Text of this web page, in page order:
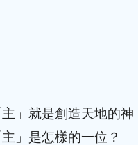
主」就是創造天地的神
主」是怎樣的一位？